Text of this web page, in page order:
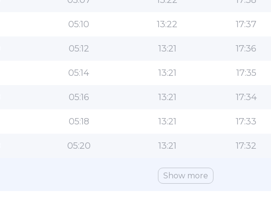
05:10 13:22 17:37
05:12 13:21 17:36
05:14 13:21 17:35
05:16 13:21 17:34
05:18 13:21 17:33
05:20 13:21 17:32
Show more
التطبيق الأكثر شعبية للمسلمين!
التطبيق الإسلامي الشهير لنمط الحياة ، مع ميزات سهلة